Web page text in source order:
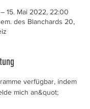
15. Mai 2022, 22:00
des Blanchards 20,
verfügbar, indem
mich an&quot;